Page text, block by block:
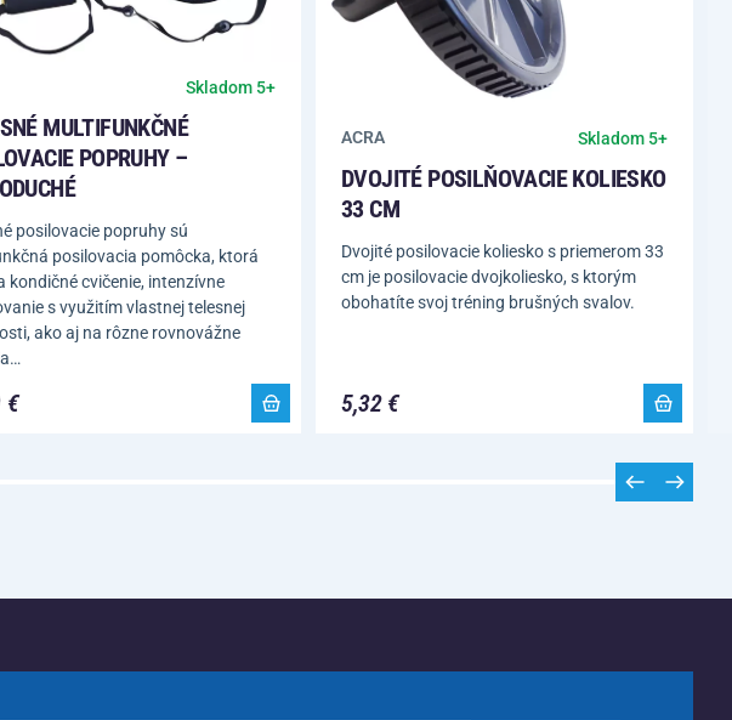
Skladom 5+
MULTIFUNKČNÉ
POPRUHY –
posilovacie popruhy sú
posilovacia pomôcka, ktorá
kondičné cvičenie, intenzívne
s využitím vlastnej telesnej
ako aj na rôzne rovnovážne
€
ACRA Skladom 5+
DVOJITÉ POSILŇOVACIE KOLIESKO
33 CM
Dvojité posilovacie koliesko s priemerom 33
cm je posilovacie dvojkoliesko, s ktorým
obohatíte svoj tréning brušných svalov.
5,32 €